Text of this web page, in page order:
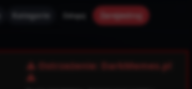
Kategorie Zarejestruj
⚠ Ostrzeżenie: DarkMemes.pl
⚠